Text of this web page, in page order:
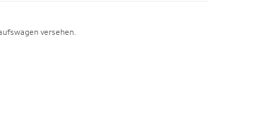
versehen.